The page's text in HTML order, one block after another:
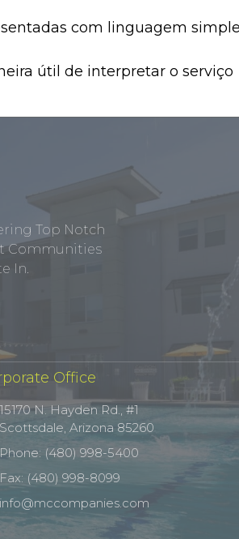
com linguagem
útil de interpretar o serviço
Top Notch
Communities
In.
Office
15170 N. Hayden Rd., #1
Scottsdale, Arizona 85260
Phone: (480) 998-5400
Fax: (480) 998-8099
info@mccompanies.com